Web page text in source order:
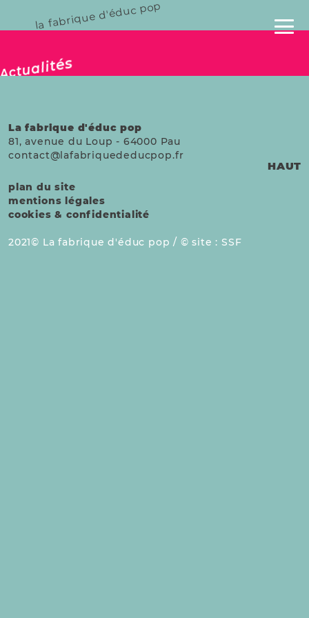
la fabrique d'éduc pop
publié le 02 sept. 2025
La fabrique d'éduc pop
81, avenue du Loup - 64000 Pau
contact@lafabriquededucpop.fr
plan du site
mentions légales
cookies & confidentialité
2021 La fabrique d'éduc pop / site :SSF
HAUT